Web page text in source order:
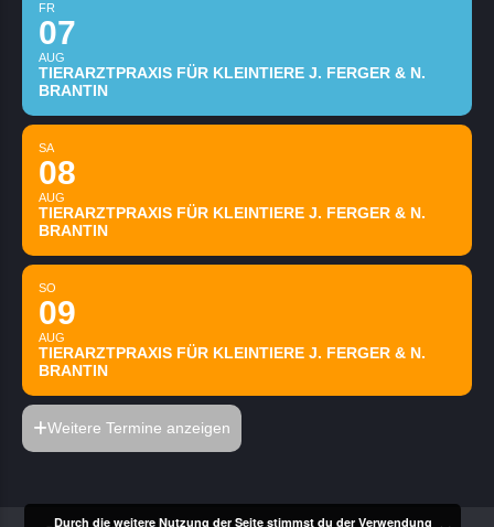
FR
07
AUG
TIERARZTPRAXIS FÜR KLEINTIERE J. FERGER & N.
BRANTIN
SA
08
AUG
TIERARZTPRAXIS FÜR KLEINTIERE J. FERGER & N.
BRANTIN
SO
09
AUG
TIERARZTPRAXIS FÜR KLEINTIERE J. FERGER & N.
BRANTIN
Weitere Termine anzeigen
Durch die weitere Nutzung der Seite stimmst du der Verwendung